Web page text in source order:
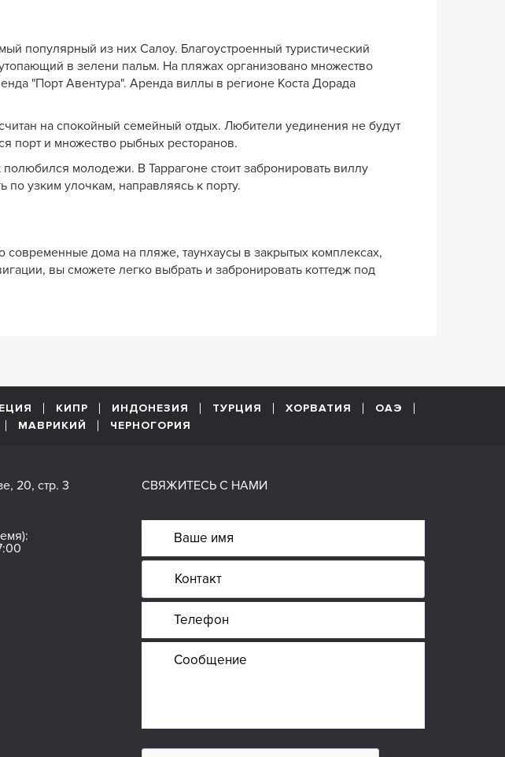
популярный из них Салоу. Благоустроенный туристический
в зелени пальм. На пляжах организовано множество
"Порт Авентура". Аренда виллы в регионе Коста Дорада
на спокойный семейный отдых. Любители уединения не будут
порт и множество рыбных ресторанов.
молодежи. В Таррагоне стоит забронировать виллу
узким улочкам, направляясь к порту.
дома на пляже, таунхаусы в закрытых комплексах,
вы сможете легко выбрать и забронировать коттедж под
КИПР ИНДОНЕЗИЯ ТУРЦИЯ ХОРВАТИЯ
ОАЭ
МАВРИКИЙ ЧЕРНОГОРИЯ
20, стр. 3
СВЯЖИТЕСЬ С НАМИ